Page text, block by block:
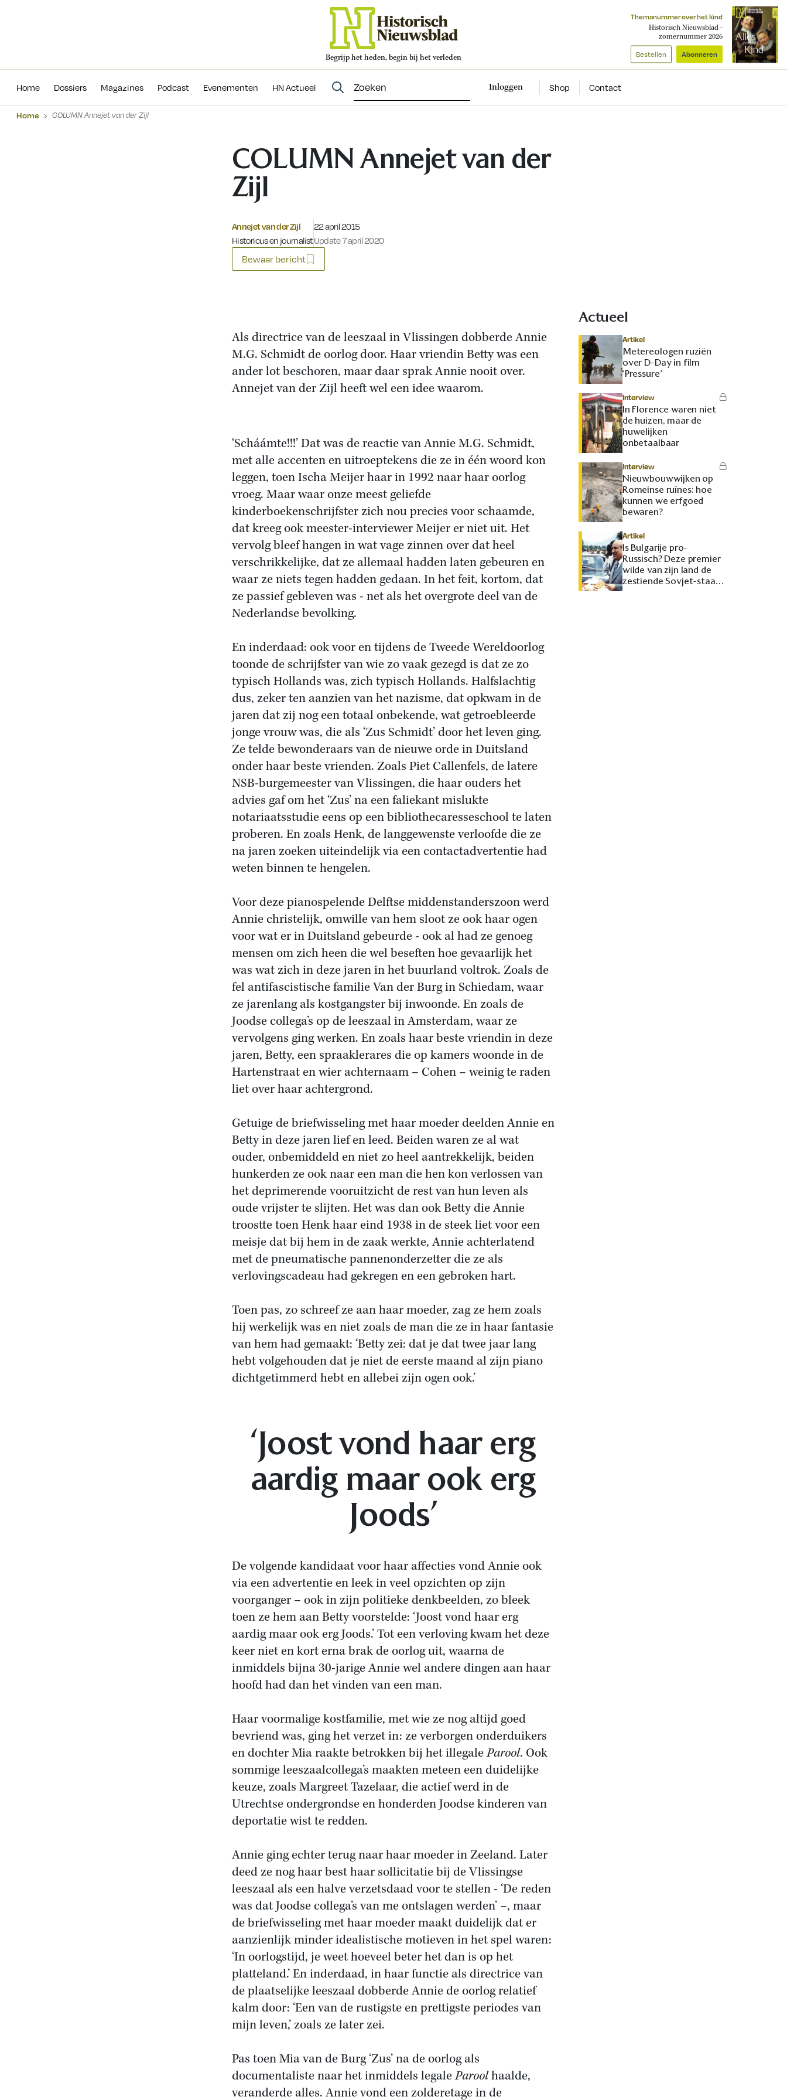
Begrijp het heden, begin bij het verleden
Themanummer over het kind
Historisch Nieuwsblad -
zomernummer 2026
Bestellen Abonneren
Home Dossiers Magazines Podcast Evenementen HN Actueel Inloggen Shop Contact
Evenementen
Home COLUMN Annejet van der Zijl
COLUMN Annejet van der
Zijl
Annejet van der Zijl
Historicus en journalist
Gepubliceerd op:
22 april 2015
Update 7 april 2020
Bewaar bericht
Als directrice van de leeszaal in Vlissingen dobberde Annie
M.G. Schmidt de oorlog door. Haar vriendin Betty was een
ander lot beschoren, maar daar sprak Annie nooit over.
Annejet van der Zijl heeft wel een idee waarom.
‘Scháámte!!!’ Dat was de reactie van Annie M.G. Schmidt,
met alle accenten en uitroeptekens die ze in één woord kon
leggen, toen Ischa Meijer haar in 1992 naar haar oorlog
vroeg. Maar waar onze meest geliefde
kinderboekenschrijfster zich nou precies voor schaamde,
dat kreeg ook meester-interviewer Meijer er niet uit. Het
vervolg bleef hangen in wat vage zinnen over dat heel
verschrikkelijke, dat ze allemaal hadden laten gebeuren en
waar ze niets tegen hadden gedaan. In het feit, kortom, dat
ze passief gebleven was - net als het overgrote deel van de
Nederlandse bevolking.
En inderdaad: ook voor en tijdens de Tweede Wereldoorlog
toonde de schrijfster van wie zo vaak gezegd is dat ze zo
typisch Hollands was, zich typisch Hollands. Halfslachtig
dus, zeker ten aanzien van het nazisme, dat opkwam in de
jaren dat zij nog een totaal onbekende, wat getroebleerde
jonge vrouw was, die als ‘Zus Schmidt’ door het leven ging.
Ze telde bewonderaars van de nieuwe orde in Duitsland
onder haar beste vrienden. Zoals Piet Callenfels, de latere
NSB-burgemeester van Vlissingen, die haar ouders het
advies gaf om het ‘Zus’ na een faliekant mislukte
notariaatsstudie eens op een bibliothecaresseschool te laten
proberen. En zoals Henk, de langgewenste verloofde die ze
na jaren zoeken uiteindelijk via een contactadvertentie had
weten binnen te hengelen.
Voor deze pianospelende Delftse middenstanderszoon werd
Annie christelijk, omwille van hem sloot ze ook haar ogen
voor wat er in Duitsland gebeurde - ook al had ze genoeg
mensen om zich heen die wel beseften hoe gevaarlijk het
was wat zich in deze jaren in het buurland voltrok. Zoals de
fel antifascistische familie Van der Burg in Schiedam, waar
ze jarenlang als kostgangster bij inwoonde. En zoals de
Joodse collega’s op de leeszaal in Amsterdam, waar ze
vervolgens ging werken. En zoals haar beste vriendin in deze
jaren, Betty, een spraaklerares die op kamers woonde in de
Hartenstraat en wier achternaam – Cohen – weinig te raden
liet over haar achtergrond.
Getuige de briefwisseling met haar moeder deelden Annie en
Betty in deze jaren lief en leed. Beiden waren ze al wat
ouder, onbemiddeld en niet zo heel aantrekkelijk, beiden
hunkerden ze ook naar een man die hen kon verlossen van
het deprimerende vooruitzicht de rest van hun leven als
oude vrijster te slijten. Het was dan ook Betty die Annie
troostte toen Henk haar eind 1938 in de steek liet voor een
meisje dat bij hem in de zaak werkte, Annie achterlatend
met de pneumatische pannenonderzetter die ze als
verlovingscadeau had gekregen en een gebroken hart.
Toen pas, zo schreef ze aan haar moeder, zag ze hem zoals
hij werkelijk was en niet zoals de man die ze in haar fantasie
van hem had gemaakt: ‘Betty zei: dat je dat twee jaar lang
hebt volgehouden dat je niet de eerste maand al zijn piano
dichtgetimmerd hebt en allebei zijn ogen ook.’
‘Joost vond haar erg
aardig maar ook erg
Joods’
De volgende kandidaat voor haar affecties vond Annie ook
via een advertentie en leek in veel opzichten op zijn
voorganger – ook in zijn politieke denkbeelden, zo bleek
toen ze hem aan Betty voorstelde: ‘Joost vond haar erg
aardig maar ook erg Joods.’ Tot een verloving kwam het deze
keer niet en kort erna brak de oorlog uit, waarna de
inmiddels bijna 30-jarige Annie wel andere dingen aan haar
hoofd had dan het vinden van een man.
Haar voormalige kostfamilie, met wie ze nog altijd goed
bevriend was, ging het verzet in: ze verborgen onderduikers
en dochter Mia raakte betrokken bij het illegaleParool. Ook
sommige leeszaalcollega’s maakten meteen een duidelijke
keuze, zoals Margreet Tazelaar, die actief werd in de
Utrechtse ondergrondse en honderden Joodse kinderen van
deportatie wist te redden.
Annie ging echter terug naar haar moeder in Zeeland. Later
deed ze nog haar best haar sollicitatie bij de Vlissingse
leeszaal als een halve verzetsdaad voor te stellen - ‘De reden
was dat Joodse collega’s van me ontslagen werden’ –, maar
de briefwisseling met haar moeder maakt duidelijk dat er
aanzienlijk minder idealistische motieven in het spel waren:
‘In oorlogstijd, je weet hoeveel beter het dan is op het
platteland.’ En inderdaad, in haar functie als directrice van
de plaatselijke leeszaal dobberde Annie de oorlog relatief
kalm door: ‘Een van de rustigste en prettigste periodes van
mijn leven,’ zoals ze later zei.
Pas toen Mia van de Burg ‘Zus’ na de oorlog als
documentaliste naar het inmiddels legaleParoolhaalde,
veranderde alles. Annie vond een zolderetage in de
Actueel
Artikel
Metereologen ruziën
over D-Day in film
‘Pressure’
Interview
In Florence waren niet
de huizen, maar de
huwelijken
onbetaalbaar
Interview
Nieuwbouwwijken op
Romeinse ruïnes: hoe
kunnen we erfgoed
bewaren?
Artikel
Is Bulgarije pro-
Russisch? Deze premier
wilde van zijn land de
zestiende Sovjet-staat
maken